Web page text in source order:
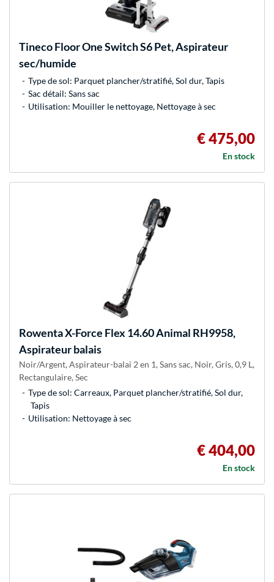
TinecoFloor One Switch S6 Pet, Aspirateur
sec/humide
Type de sol: Parquet plancher/stratifié, Sol dur, Tapis
Sac détail: Sans sac
Utilisation: Mouiller le nettoyage, Nettoyage à sec
€ 475,00
En stock
RowentaX-Force Flex 14.60 Animal RH9958,
Aspirateur balais
Noir/Argent, Aspirateur-balai 2 en 1, Sans sac, Noir, Gris, 0,9 L,
Rectangulaire, Sec
Type de sol: Carreaux, Parquet plancher/stratifié, Sol dur,
Tapis
Utilisation: Nettoyage à sec
€ 404,00
En stock